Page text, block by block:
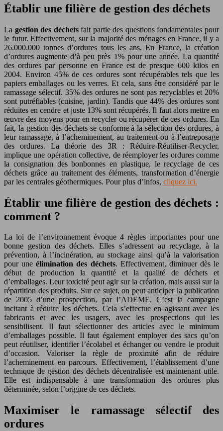
Établir une filière de gestion des déchets
La gestion des déchetsfait partie des questions fondamentales pour
le futur. Effectivement, sur la majorité des ménages en France, il y a
26.000.000 tonnes d’ordures tous les ans. En France, la création
d’ordures augmente d’à peu près 1% pour une année. La quantité
des ordures par personne en France est de presque 600 kilos en
2004. Environ 45% de ces ordures sont récupérables tels que les
papiers emballages ou les verres. Et cela, sans être considéré par le
ramassage sélectif. 35% des ordures ne sont pas recyclables et 20%
sont putréfiables (cuisine, jardin). Tandis que 44% des ordures sont
réduites en cendre et juste 13% sont récupérés. Il faut alors mettre en
œuvre des moyens pour en recycler ou récupérer de ces ordures. En
fait, la gestion des déchets se conforme à la sélection des ordures, à
leur ramassage, à l’acheminement, au traitement ou à l’entreposage
des ordures. La théorie des 3R : Réduire-Réutiliser-Recycler,
implique une opération collective, de réemployer les ordures comme
la consignation des bonbonnes en plastique, le recyclage de ces
déchets grâce au traitement des éléments, transformation d’énergie
par les centrales géothermiques. Pour plus d’infos, cliquez ici.
Établir une filière de gestion des déchets :
comment ?
La loi de l’environnement évoque 4 règles importantes pour une
bonne gestion des déchets. Elles s’adressent au recyclage, à la
prévention, à l’incinération, au stockage ainsi qu’à la valorisation
pour uneélimination des déchets. Effectivement, diminuer dès le
début de production la quantité et la qualité de déchets et
d’emballages. Leur toxicité peut agir sur la création, mais aussi sur la
répartition des produits. Sur ce sujet, on peut anticiper la publication
de 2005 d’une prospection, par l’ADEME. C’est la campagne
incitant à réduire les déchets. Cela s’effectue en agissant avec les
fabricants et avec les usagers, avec les prospections qui les
sensibilisent. Il faut sélectionner des articles avec le minimum
d’emballages possible. Il faut également employer des sacs qu’on
peut réutiliser, identifier l’écolabel et échanger ou vendre le produit
d’occasion. Valoriser la règle de proximité afin de réduire
l’acheminement en parcours. Effectivement, l’établissement d’une
technique de gestion des déchets décentralisée est maintenant utile.
Elle est indispensable à une transformation des ordures plus
déterminée, selon l’origine de ces déchets.
Maximiser le ramassage sélectif des
ordures